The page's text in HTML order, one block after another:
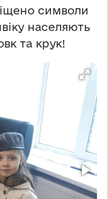
символи
населяють
та крук!